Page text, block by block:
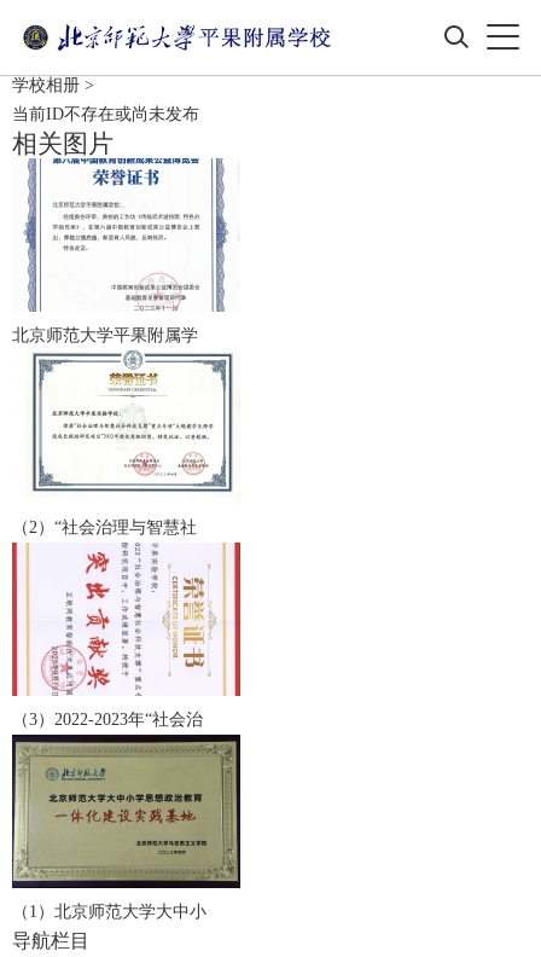
学校相册 >
当前ID不存在或尚未发布
相关图片
北京师范大学平果附属学
（2）“社会治理与智慧社
（3）2022-2023年“社会治
（1）北京师范大学大中小
导航栏目